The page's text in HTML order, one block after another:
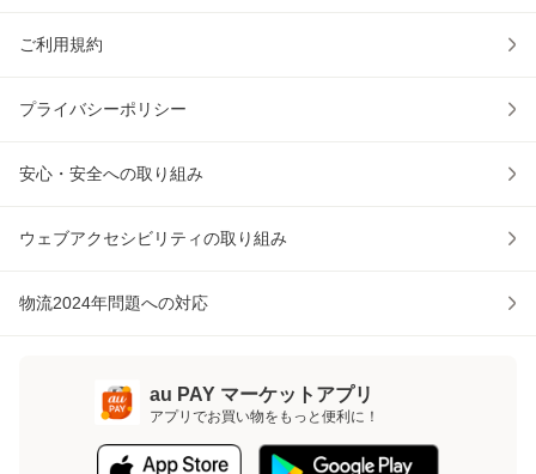
ご利用規約
プライバシーポリシー
安心・安全への取り組み
ウェブアクセシビリティの取り組み
物流2024年問題への対応
au PAY マーケットアプリ
アプリでお買い物をもっと便利に！